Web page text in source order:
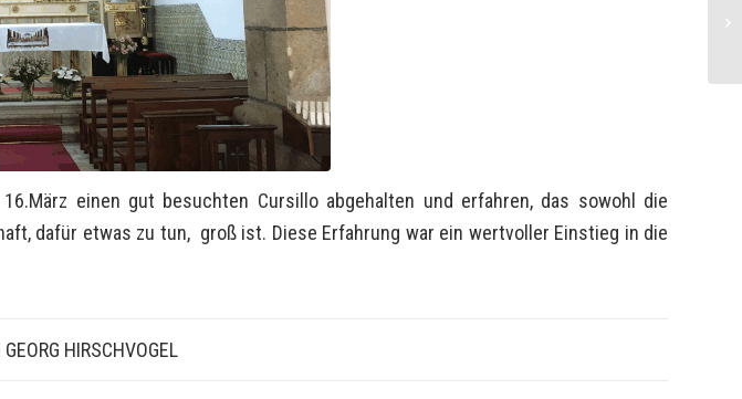
einen gut besuchten Cursillo abgehalten und erfahren, das sowohl die
dafür etwas zu tun, groß ist. Diese Erfahrung war ein wertvoller Einstieg in die
GEORG HIRSCHVOGEL